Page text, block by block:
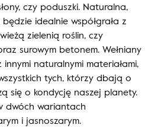
czy poduszki. Naturalna,
idealnie współgrała z
zielenią roślin, czy
surowym betonem. Wełniany
naturalnymi materiałami,
tych, którzy dbają o
się o kondycję naszej planety.
dwóch wariantach
i jasnoszarym.